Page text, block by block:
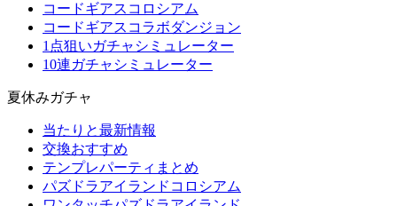
コードギアスコロシアム
コードギアスコラボダンジョン
1点狙いガチャシミュレーター
10連ガチャシミュレーター
夏休みガチャ
当たりと最新情報
交換おすすめ
テンプレパーティまとめ
パズドラアイランドコロシアム